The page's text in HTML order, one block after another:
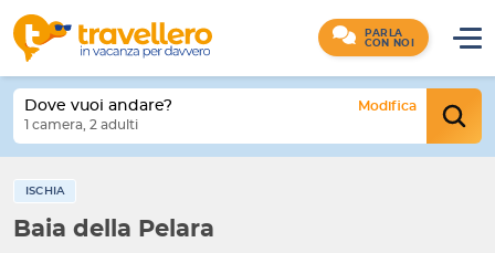
PARLA
CON NOI
Dove vuoi andare?
Modifica
1 camera, 2 adulti
ISCHIA
Baia della Pelara